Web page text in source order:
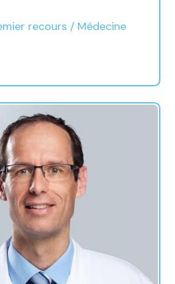
recours / Médecine